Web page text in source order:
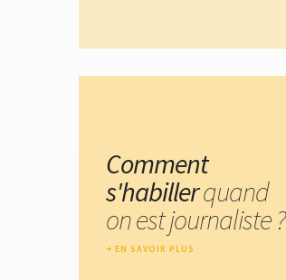
Comment
s'habillerquand
on est journaliste ?
EN SAVOIR PLUS